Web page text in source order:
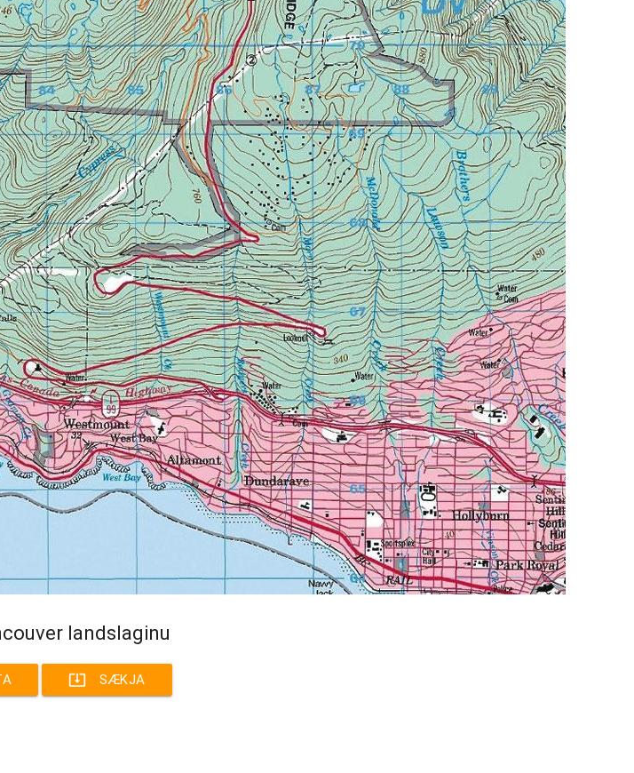
landslaginu
system_update_alt SÆKJA